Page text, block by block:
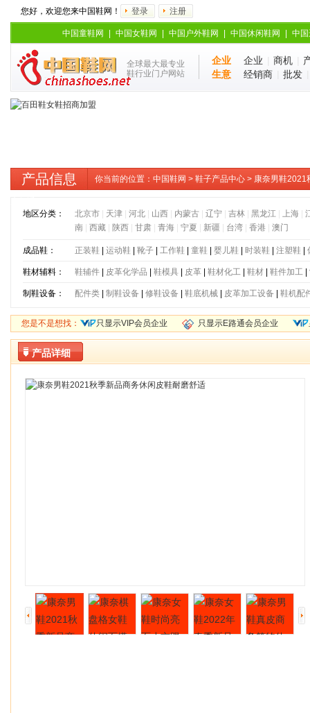
您好，欢迎您来中国鞋网！ 登录 注册
中国童鞋网 中国女鞋网 中国户外鞋网 中国休闲鞋网 中
全球最大最专业
鞋行业门户网站
企业
生意
企业 商机
经销商
批发
产品信息 你当前的位置： 中国鞋网 > 鞋子产品中心 > 康奈男鞋2021
地区分类：
北京市| 天津| 河北| 山西| 内蒙古| 辽宁| 吉林| 黑龙江 上海|
南| 西藏| 陕西| 甘肃| 青海| 宁夏 新疆 台湾| 香港| 澳门
成品鞋： 正装鞋| 运动鞋| 靴子| 工作鞋| 童鞋| 婴儿鞋| 时装鞋| 注塑鞋|
鞋材辅料： 鞋辅件| 皮革化学品 鞋模具 皮革| 鞋材化工| 鞋材| 鞋件加工|
制鞋设备： 配件类| 制鞋设备 修鞋设备 鞋底机械| 皮革加工设备 鞋机配
您是不是想找： 只显示VIP会员企业 只显示E路通会员企业
产品详细